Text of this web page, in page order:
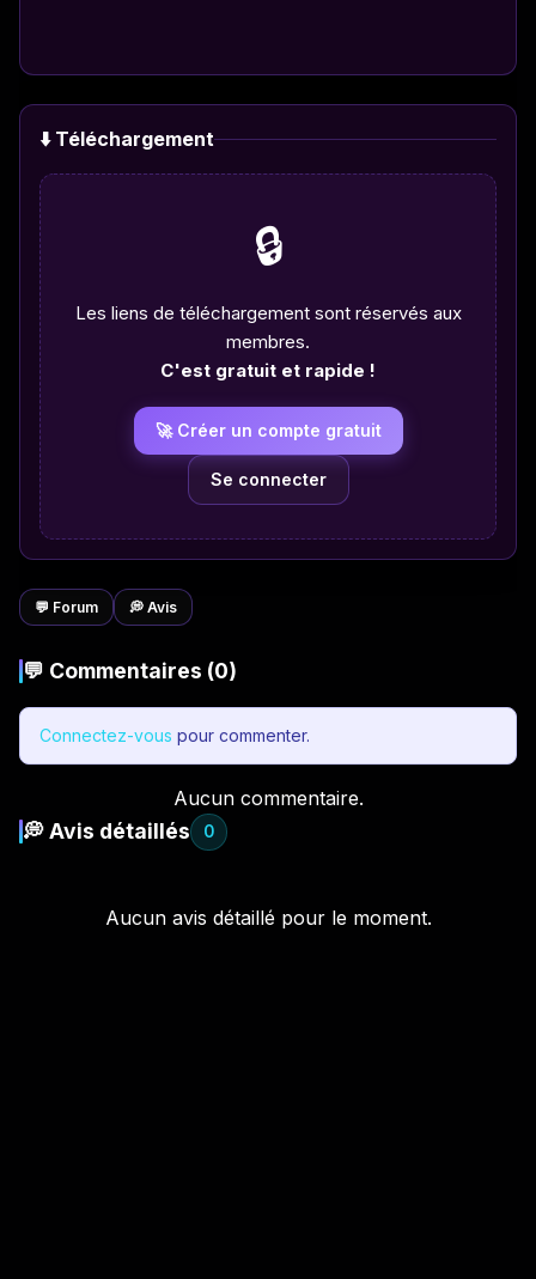
⬇️ Téléchargement
🔒
Les liens de téléchargement sont réservés aux
membres.
C'est gratuit et rapide !
🚀 Créer un compte gratuit
Se connecter
💬 Forum 💭 Avis
💬 Commentaires (0)
Connectez-vous pour commenter.
Aucun commentaire.
💭 Avis détaillés 0
Aucun avis détaillé pour le moment.